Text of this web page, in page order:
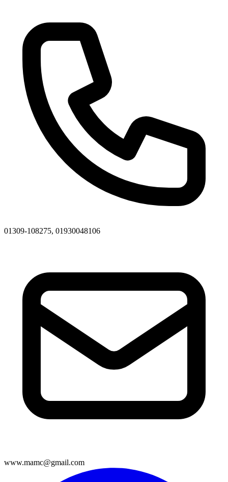
01309-108275, 01930048106
www.mamc@gmail.com